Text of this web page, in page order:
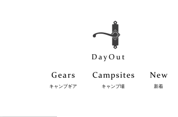
キャンプギア キャンプ場 新着